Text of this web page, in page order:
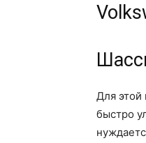
Для этой
быстро